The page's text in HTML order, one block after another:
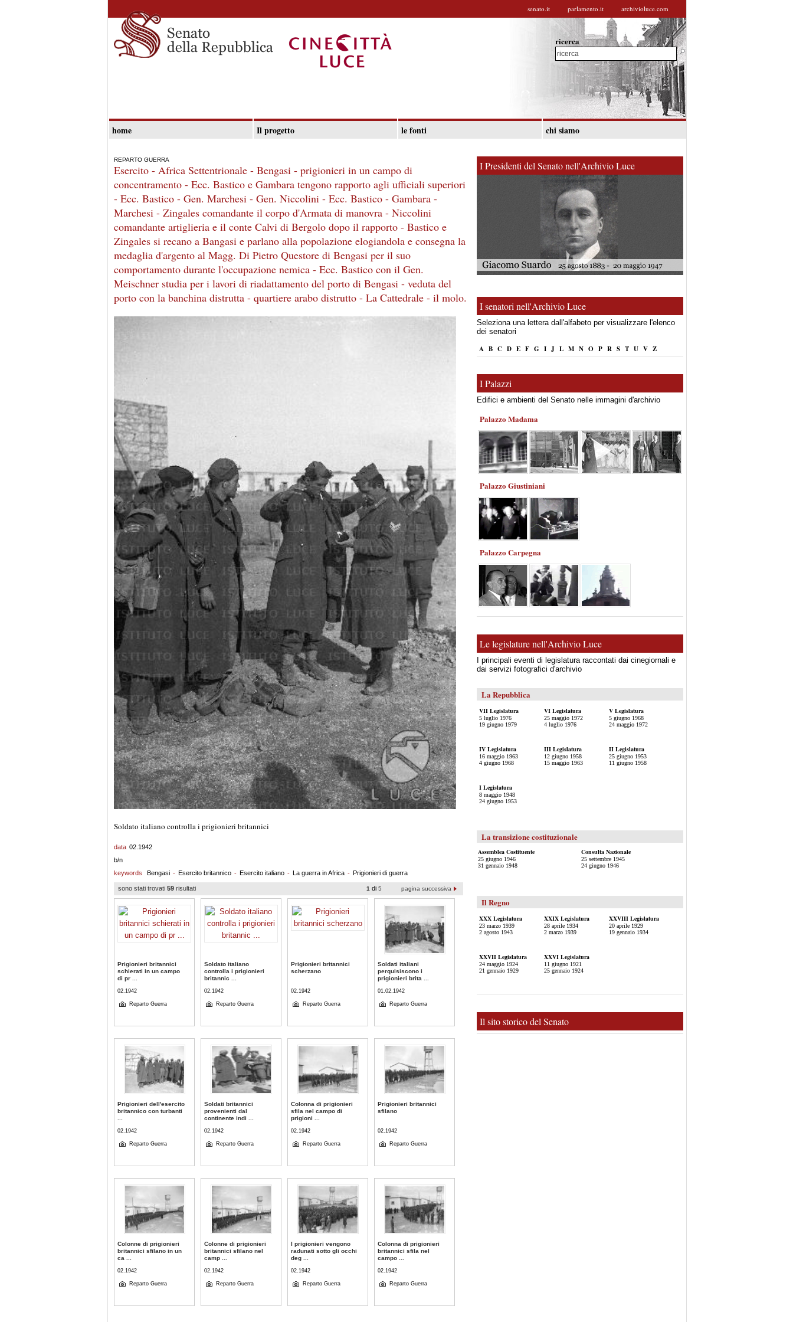
senato.it parlamento.it archivioluce.com
ricerca
home Il progetto le fonti chi siamo
REPARTO GUERRA
Esercito - Africa Settentrionale - Bengasi - prigionieri in un campo di
concentramento - Ecc. Bastico e Gambara tengono rapporto agli ufficiali superiori
- Ecc. Bastico - Gen. Marchesi - Gen. Niccolini - Ecc. Bastico - Gambara -
Marchesi - Zingales comandante il corpo d'Armata di manovra - Niccolini
comandante artiglieria e il conte Calvi di Bergolo dopo il rapporto - Bastico e
Zingales si recano a Bangasi e parlano alla popolazione elogiandola e consegna la
medaglia d'argento al Magg. Di Pietro Questore di Bengasi per il suo
comportamento durante l'occupazione nemica - Ecc. Bastico con il Gen.
Meischner studia per i lavori di riadattamento del porto di Bengasi - veduta del
porto con la banchina distrutta - quartiere arabo distrutto - La Cattedrale - il molo.
Soldato italiano controlla i prigionieri britannici
data 02.1942
b/n
keywords
Bengasi - Esercito britannico - Esercito italiano - La guerra in Africa - Prigionieri di guerra
sono stati trovati 59 risultati 1 di 5 pagina successiva
Prigionieri britannici
schierati in un campo
di pr ...
02.1942
Reparto Guerra
Soldato italiano
controlla i prigionieri
britannic ...
02.1942
Reparto Guerra
Prigionieri britannici
scherzano
02.1942
Reparto Guerra
Soldati italiani
perquisiscono i
prigionieri brita ...
01.02.1942
Reparto Guerra
Prigionieri dell'esercito
britannico con turbanti
02.1942
Reparto Guerra
Soldati britannici
provenienti dal
continente indi ...
02.1942
Reparto Guerra
Colonna di prigionieri
sfila nel campo di
prigioni ...
02.1942
Reparto Guerra
Prigionieri britannici
sfilano
02.1942
Reparto Guerra
Colonne di prigionieri
britannici sfilano in un
ca ...
02.1942
Reparto Guerra
Colonne di prigionieri
britannici sfilano nel
camp ...
02.1942
Reparto Guerra
I prigionieri vengono
radunati sotto gli occhi
deg ...
02.1942
Reparto Guerra
Colonna di prigionieri
britannici sfila nel
campo ...
02.1942
Reparto Guerra
I Presidenti del Senato nell'Archivio Luce
I senatori nell'Archivio Luce
Seleziona una lettera dall'alfabeto per visualizzare l'elenco
dei senatori
A B C D E F G I J L M N O P R S T U V Z
I Palazzi
Edifici e ambienti del Senato nelle immagini d'archivio
Palazzo Madama
Palazzo Giustiniani
Palazzo Carpegna
Le legislature nell'Archivio Luce
I principali eventi di legislatura raccontati dai cinegiornali e
dai servizi fotografici d'archivio
La Repubblica
VII Legislatura
5 luglio 1976
19 giugno 1979
VI Legislatura
25 maggio 1972
4 luglio 1976
V Legislatura
5 giugno 1968
24 maggio 1972
IV Legislatura
16 maggio 1963
4 giugno 1968
III Legislatura
12 giugno 1958
15 maggio 1963
II Legislatura
25 giugno 1953
11 giugno 1958
I Legislatura
8 maggio 1948
24 giugno 1953
La transizione costituzionale
Assemblea Costituente
25 giugno 1946
31 gennaio 1948
Consulta Nazionale
25 settembre 1945
24 giugno 1946
Il Regno
XXX Legislatura
23 marzo 1939
2 agosto 1943
XXIX Legislatura
28 aprile 1934
2 marzo 1939
XXVIII Legislatura
20 aprile 1929
19 gennaio 1934
XXVII Legislatura
24 maggio 1924
21 gennaio 1929
XXVI Legislatura
11 giugno 1921
25 gennaio 1924
Il sito storico del Senato